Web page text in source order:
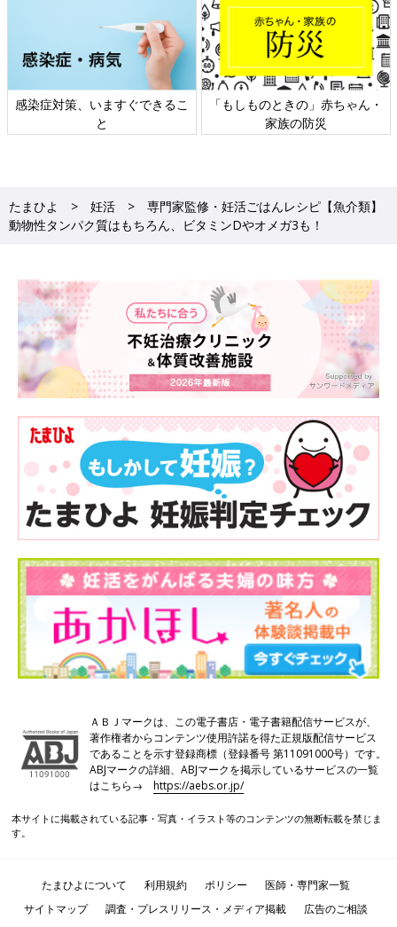
感染症対策、いますぐできるこ
と
「もしものときの」赤ちゃん・
家族の防災
たまひよ 妊活
専門家監修・妊活ごはんレシピ【魚介類】
動物性タンパク質はもちろん、ビタミンDやオメガ3も！
ＡＢＪマークは、この電子書店・電子書籍配信サービスが、
著作権者からコンテンツ使用許諾を得た正規版配信サービス
であることを示す登録商標（登録番号 第11091000号）です。
ABJマークの詳細、ABJマークを掲示しているサービスの一覧
はこちら→https://aebs.or.jp/
本サイトに掲載されている記事・写真・イラスト等のコンテンツの無断転載を禁じま
す。
たまひよについて 利用規約 ポリシー
医師・専門家一覧
サイトマップ
調査・プレスリリース・メディア掲載
広告のご相談